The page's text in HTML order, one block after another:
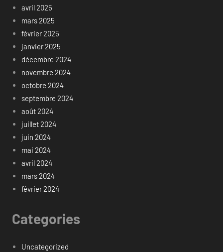
avril 2025
mars 2025
février 2025
janvier 2025
décembre 2024
novembre 2024
octobre 2024
septembre 2024
août 2024
juillet 2024
juin 2024
mai 2024
avril 2024
mars 2024
février 2024
Categories
Uncategorized